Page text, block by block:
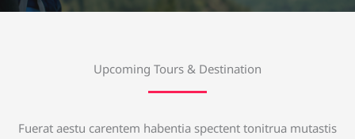
Upcoming Tours & Destination
Fuerat aestu carentem habentia spectent tonitrua mutastis